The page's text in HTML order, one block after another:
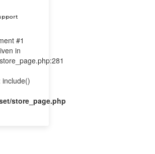
#1
in
store_page.php